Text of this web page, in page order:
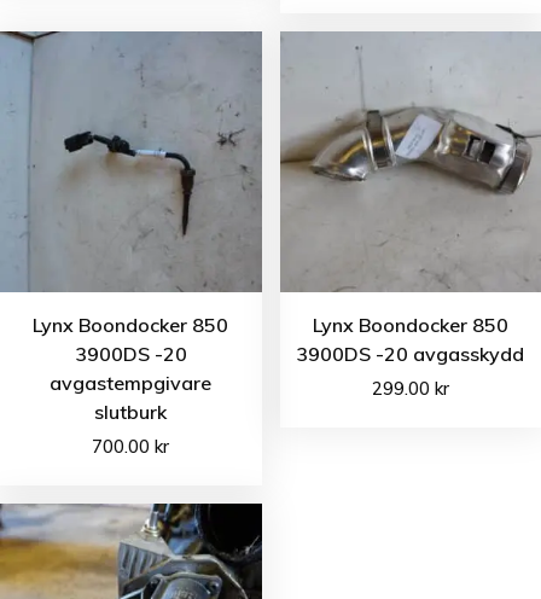
Lynx Boondocker 850
3900DS -20
avgastempgivare
slutburk
700.00kr
Lynx Boondocker 850
3900DS -20 avgasskydd
299.00 kr